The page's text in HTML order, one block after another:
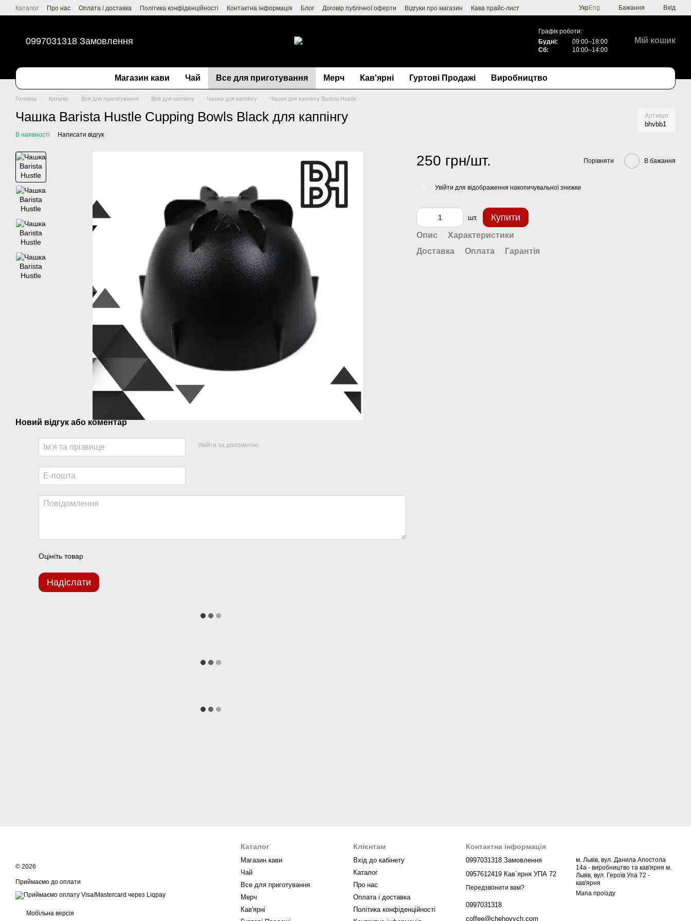
Перейти до основного контенту
Каталог Про нас Оплата і доставка Політика конфіденційності Контактна інформація Блог Договір публічної оферти Відгуки про магазин Кава прайс-лист УкрEng Бажання Вхід
0997031318 Замовлення
Графік роботи:
Будні:
09:00–18:00
Сб:
10:00–14:00
Мій кошик
Магазин кави Чай Все для приготування Мерч Кав'ярні Гуртові Продажі Виробництво
Головна Каталог Все для приготування Все для каппінгу Чашки для каппінгу Чашки для каппінгу Barista Hustle
Чашка Barista Hustle Cupping Bowls Black для каппінгу Артикул
bhvbb1
В наявності Написати відгук
Новий відгук або коментар
Увійти за допомогою
Оцініть товар
Надіслати
250 грн/шт. Порівняти В бажання
Увійти для відображення накопичувальної знижки
шт. Купити
Опис
Характеристики
Доставка
Оплата Гарантія
© 2026
Приймаємо до оплати
Мобільна версія
Каталог
Магазин кави
Чай
Все для приготування
Мерч
Кав'ярні
Клієнтам
Вхід до кабінету
Каталог
Про нас
Оплата і доставка
Політика конфіденційності
Контактна інформація
0997031318 Замовлення
0957612419 Кав`ярня УПА 72
Передзвонити вам?
0997031318
coffee@chehovych.com
м. Львів, вул. Данила Апостола
14а - виробництво та кав'ярня м.
Львів, вул. Героїв Упа 72 -
кав'ярня
Мапа проїзду